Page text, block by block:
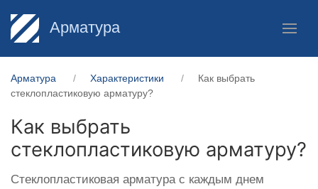
Арматура
Арматура Характеристики
Как выбрать
стеклопластиковую арматуру?
Как выбрать
стеклопластиковую арматуру?
Стеклопластиковая арматура с каждым днем